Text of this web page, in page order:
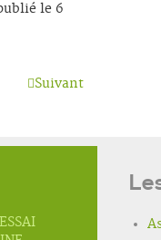
le 6
Suivant